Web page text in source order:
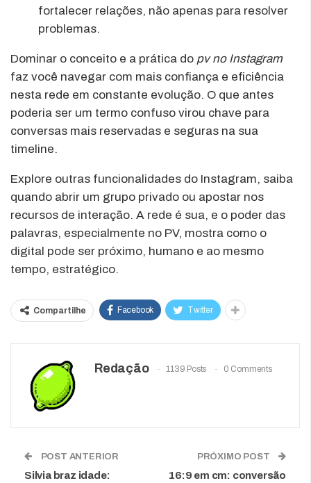
fortalecer relações, não apenas para resolver
problemas.
Dominar o conceito e a prática do pv no Instagram
faz você navegar com mais confiança e eficiência
nesta rede em constante evolução. O que antes
poderia ser um termo confuso virou chave para
conversas mais reservadas e seguras na sua
timeline.
Explore outras funcionalidades do Instagram, saiba
quando abrir um grupo privado ou apostar nos
recursos de interação. A rede é sua, e o poder das
palavras, especialmente no PV, mostra como o
digital pode ser próximo, humano e ao mesmo
tempo, estratégico.
Compartilhe Facebook Twitter
Redação 1139 Posts 0 Comments
POST ANTERIOR
Silvia braz idade:
PRÓXIMO POST
16:9 em cm: conversão